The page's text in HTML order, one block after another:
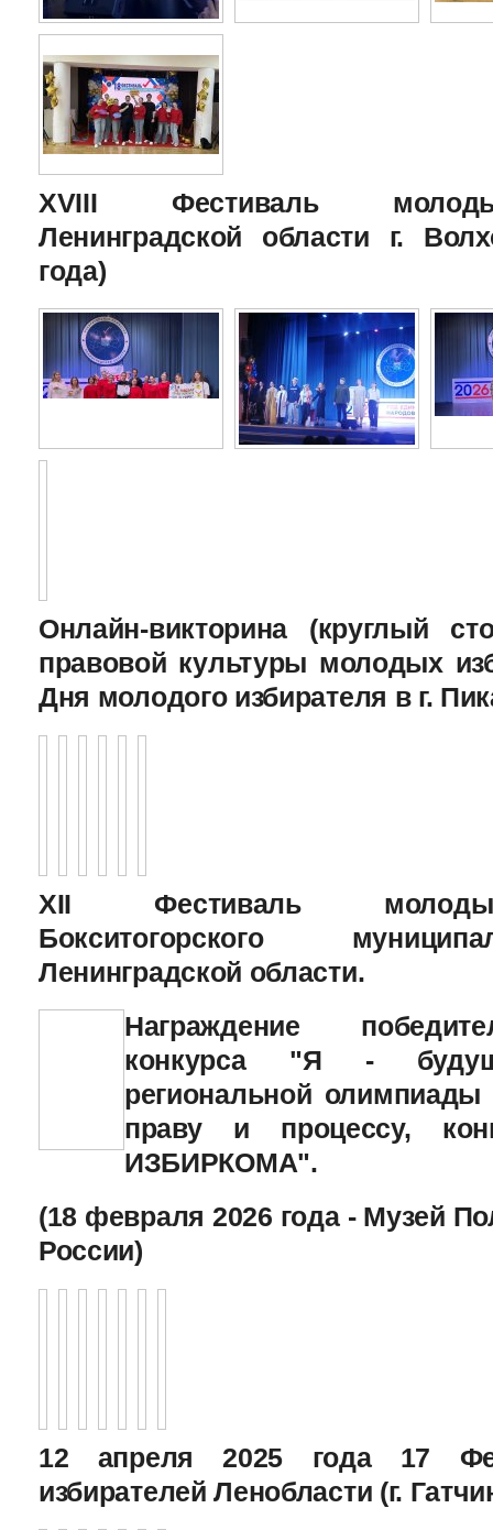
XVIII Фестиваль
Ленинградской области г.
года)
Онлайн-викторина (круглый
правовой культуры молодых
Дня молодого избирателя в г.
XII Фестиваль
Бокситогорского
Ленинградской области.
Награждение
конкурса "Я -
региональной олимпиады
праву и процессу,
ИЗБИРКОМА".
(18 февраля 2026 года - Музей
России)
12 апреля 2025 года 17
избирателей Ленобласти (г.